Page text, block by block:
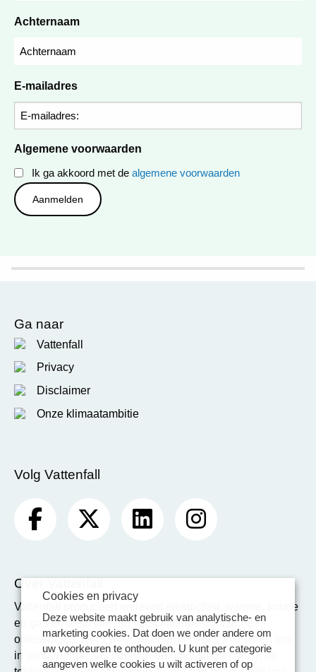
Achternaam
E-mailadres
Algemene voorwaarden
Ik ga akkoord met de algemene voorwaarden
Ga naar
Vattenfall
Privacy
Disclaimer
Onze klimaatambitie
Volg Vattenfall
Over Vattenfall
Vattenfall produceert en levert elektriciteit, warmte, koude
en gas en biedt klanten verschillende duurzame
oplossingen. Het Zweedse energiebedrijf investeert fors
in windenergie, als één van de oplossingen om in de
Cookies en privacy
Deze website maakt gebruik van analytische- en
marketing cookies. Dat doen we onder andere om
uw voorkeuren te onthouden. U kunt per categorie
aangeven welke cookies u wilt activeren of op